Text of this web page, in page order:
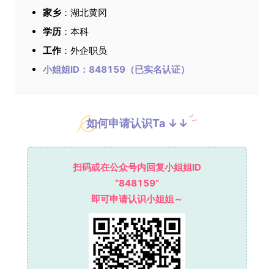
家乡 ：湖北黄冈
学历 ：本科
工作 ：外企职员
小姐姐ID：848159（已实名认证）
如何申请认识Ta ↓↓
扫码或在公众号内回复小姐姐ID
“848159”
即可申请认识小姐姐～